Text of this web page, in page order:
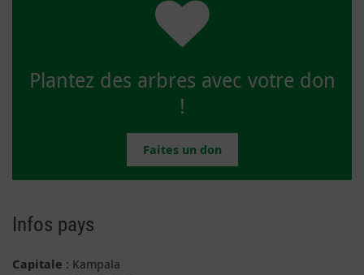
Plantez des arbres avec votre don
!
Faites un don
Infos pays
Capitale : Kampala